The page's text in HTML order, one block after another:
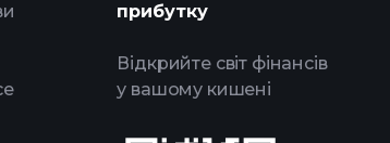
прибутку
Відкрийте світ фінансів
у вашому кишені